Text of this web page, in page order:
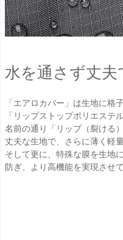
水を通さず丈
「エアロカバー」は生地に格
「リップストップポリエステ
名前の通り「リップ（裂ける
丈夫な生地で、さらに薄く軽
そして更に、特殊な膜を生地
防ぎ、より高機能を実現させて